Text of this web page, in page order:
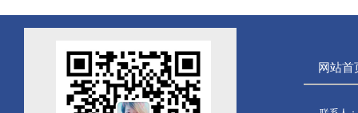
网站首